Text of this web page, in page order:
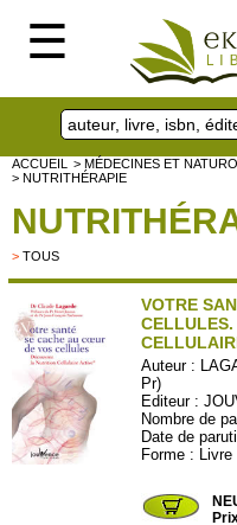
☰
ACCUEIL > MÉDECINES ET
> NUTRITHÉRAPIE
> TOUS
VOTRE
CELLULES.
Auteur :
Pr)
Editeur :
Nombre de
Date de
Forme :